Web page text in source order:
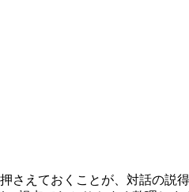
えておくことが、対話の説